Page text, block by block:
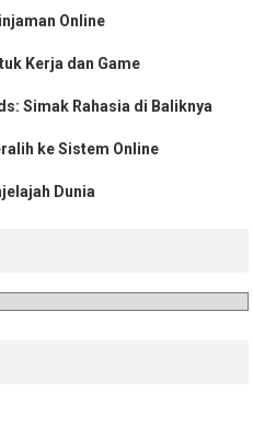
Online
Kerja dan Game
Simak Rahasia di Baliknya
ke Sistem Online
Dunia